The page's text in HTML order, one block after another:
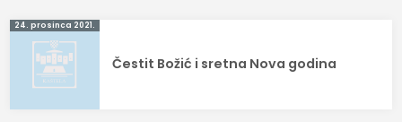
24. prosinca 2021.
Čestit Božić i sretna Nova godina